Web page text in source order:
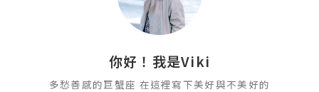
你好！我是Viki
多愁善感的巨蟹座 在這裡寫下美好與不美好的